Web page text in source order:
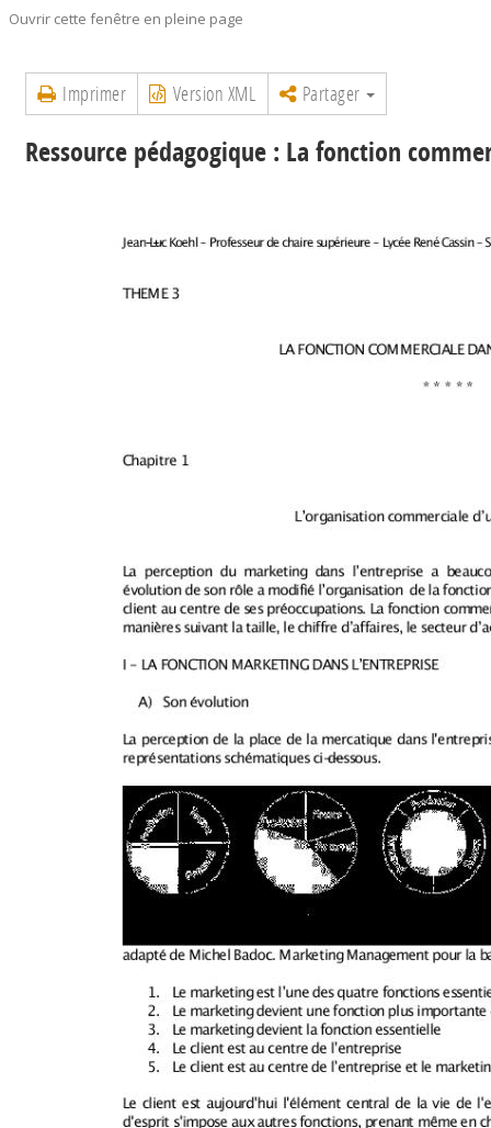
Ouvrir cette fenêtre en pleine page
Imprimer Version XML Partager
Ressource pédagogique : La fonction